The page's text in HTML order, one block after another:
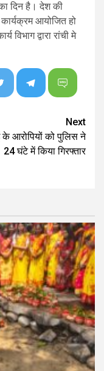
दिन है। देश की
आयोजित हो
द्वारा रांची मे
Next
के आरोपियों को पुलिस ने
24 घंटे में किया गिरफ्तार